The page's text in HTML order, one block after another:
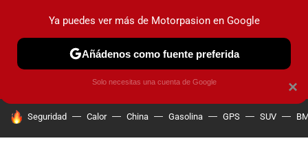
PRUEBAS COCHES ELÉCTRICOS OBSERVATORIO
HOY SE HABLA DE
Seguridad Calor China Gasolina GPS SUV
×
Ya puedes ver más de Motorpasion en Google
Añádenos como fuente preferida
Solo necesitas una cuenta de Google